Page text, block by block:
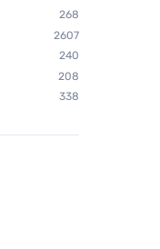
268
2607
240
208
338